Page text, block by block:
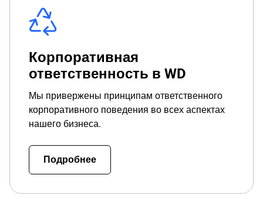
Корпоративная
ответственность в WD
Мы привержены принципам ответственного
корпоративного поведения во всех аспектах
нашего бизнеса.
Подробнее